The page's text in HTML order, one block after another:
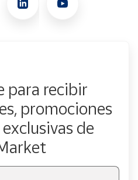
para recibir
promociones
de